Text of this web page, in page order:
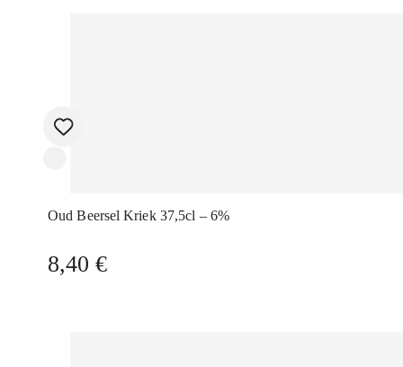
Oud Beersel Kriek 37,5cl – 6%
8,40 €